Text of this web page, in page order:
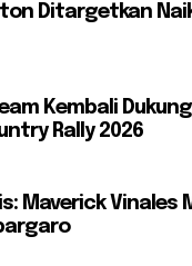
Ditargetkan
Kembali
Rally 2026
Maverick Vinales